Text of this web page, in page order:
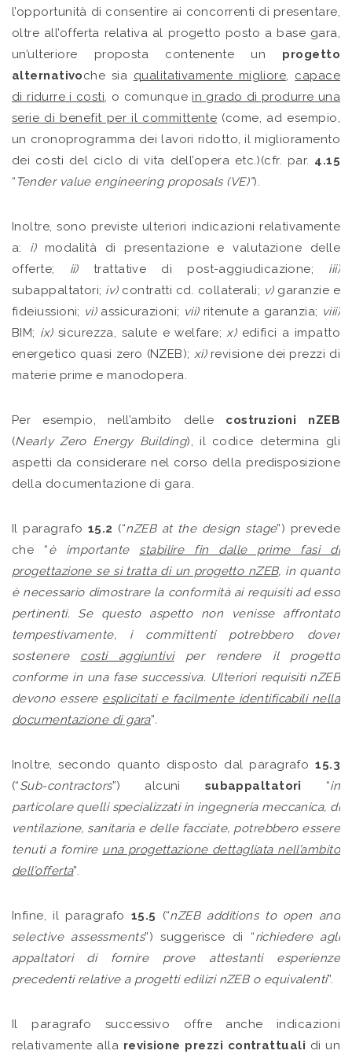
l’opportunità di consentire ai concorrenti di presentare,
oltre all’offerta relativa al progetto posto a base gara,
un’ulteriore proposta contenente un progetto
alternativoche sia qualitativamente migliore
capace
di ridurre i costi , o comunque in grado di produrre una
serie di benefit per il committente (come, ad esempio,
un cronoprogramma dei lavori ridotto, il miglioramento
dei costi del ciclo di vita dell’opera etc.)(cfr. par. 4.15
“ Tender value engineering proposals (VE)”).
Inoltre, sono previste ulteriori indicazioni relativamente
a: i) modalità di presentazione e valutazione delle
offerte; ii)trattative di post-aggiudicazione; iii)
subappaltatori; iv)contratti cd. collaterali; v)garanzie e
fideiussioni; vi)assicurazioni; vii)ritenute a garanzia; viii)
BIM; ix)sicurezza, salute e welfare; x)edifici a impatto
energetico quasi zero (NZEB); xi)revisione dei prezzi di
materie prime e manodopera.
Per esempio, nell’ambito delle costruzioni nZEB
(Nearly Zero Energy Building), il codice determina gli
aspetti da considerare nel corso della predisposizione
della documentazione di gara.
Il paragrafo15.2 (“nZEB at the design stage”) prevede
che “è importante stabilire fin dalle prime fasi di
progettazione se si tratta di un progetto nZEB, in quanto
è necessario dimostrare la conformità ai requisiti ad esso
pertinenti. Se questo aspetto non venisse affrontato
tempestivamente, i committenti potrebbero dover
sostenere costi aggiuntiviper rendere il progetto
conforme in una fase successiva. Ulteriori requisiti nZEB
devono essere esplicitati e facilmente identificabili nella
documentazione di gara”.
Inoltre, secondo quanto disposto dal paragrafo15.3
(“Sub-contractors”) alcuni subappaltatori “in
particolare quelli specializzati in ingegneria meccanica, di
ventilazione, sanitaria e delle facciate, potrebbero essere
tenuti a fornire una progettazione dettagliata nell’ambito
dell’offerta”.
Infine, il paragrafo 15.5 (“nZEB additions to open and
selective assessments”) suggerisce di “richiedere agli
appaltatori di fornire prove attestanti esperienze
precedenti relative a progetti edilizi nZEB o equivalenti”.
Il paragrafo successivo offre anche indicazioni
relativamente alla revisione prezzi contrattuali di un